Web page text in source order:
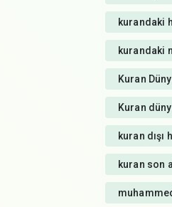
kurandaki
kurandaki
Kuran
Kuran
kuran dışı
kuran son